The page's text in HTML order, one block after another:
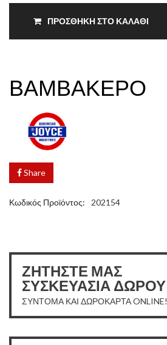
ΠΡΟΣΘΗΚΗ ΣΤΟ ΚΑΛΑΘΙ
ΒΑΜΒΑΚΕΡΟ
Share
Κωδικός Προϊόντος: 202154
ΖΗΤΗΣΤΕ ΜΑΣ
ΣΥΣΚΕΥΑΣΙΑ ΔΩΡΟΥ
ΣΥΝΤΟΜΑ ΚΑΙ ΔΩΡΟΚΑΡΤΑ ONLINE!